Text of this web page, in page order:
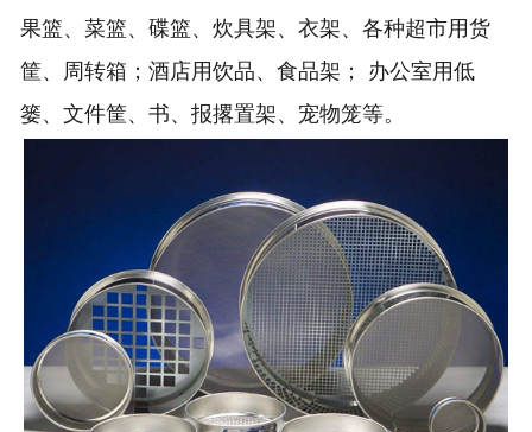
果篮、菜篮、碟篮、炊具架、衣架、各种超市用货
筐、周转箱；酒店用饮品、食品架； 办公室用低
篓、文件筐、书、报撂置架、宠物笼等。